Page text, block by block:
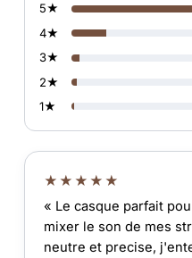
5★
4★
3★
2★
1★
★★★★★
« Le casque parfait
mixer le son de mes
neutre et precise,